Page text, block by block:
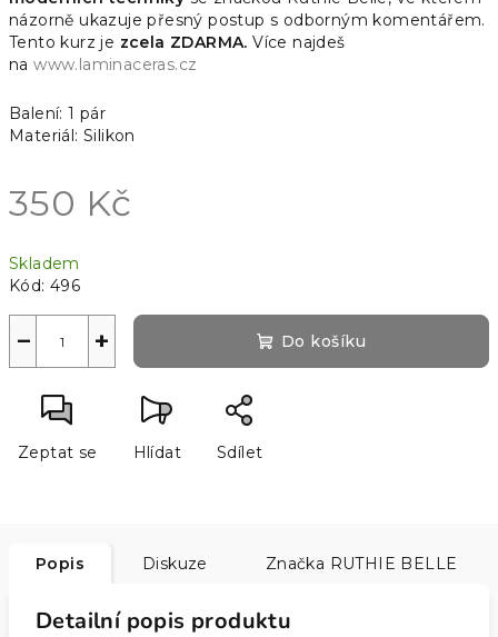
názorně ukazuje přesný postup s odborným komentářem.
Tento kurz je zcela ZDARMA. Více najdeš
na www.laminaceras.cz
Balení: 1 pár
Materiál: Silikon
350 Kč
cena:
Skladem
Kód: 496
+
− Do košíku
Zeptat se Hlídat Sdílet
Popis Diskuze Značka RUTHIE BELLE
Detailní popis produktu